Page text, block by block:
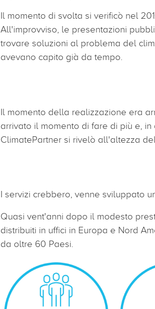
Il momento di svolta si verificò nel
All'improvviso, le presentazioni
trovare soluzioni al problema del
avevano capito già da tempo.
Il momento della realizzazione era
arrivato il momento di fare di più e,
ClimatePartner si rivelò all'altezza
I servizi crebbero, venne sviluppato
Quasi vent'anni dopo il modesto
distribuiti in uffici in Europa e Nord
da oltre 60 Paesi.